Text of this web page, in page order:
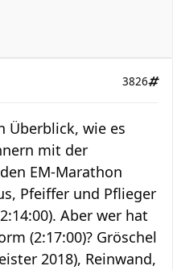
3826
Überblick, wie es
mit der
EM-Marathon
Pfeiffer und Pflieger
Aber wer hat
(2:17:00)? Gröschel
2018), Reinwand,